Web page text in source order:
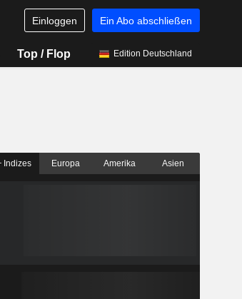
Einloggen Ein Abo abschließen
Top / Flop Edition Deutschland
Indizes Europa Amerika Asien